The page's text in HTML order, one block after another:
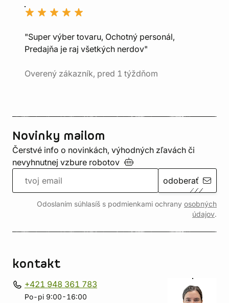
"Super výber tovaru, Ochotný personál,
Predajňa je raj všetkých nerdov"
Overený zákazník, pred 1 týždňom
Novinky mailom
Čerstvé info o novinkách, výhodných zľavách či
nevyhnutnej vzbure robotov
odoberať
Odoslaním súhlasíš s podmienkami ochrany osobných
údajov.
kontakt
+421 948 361 783
Po-pi 9:00-16:00